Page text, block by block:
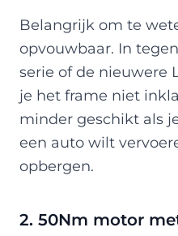
Belangrijk om te
opvouwbaar. In
serie of de nieuwere
je het frame niet
minder geschikt als
een auto wilt
opbergen.
2. 50Nm motor